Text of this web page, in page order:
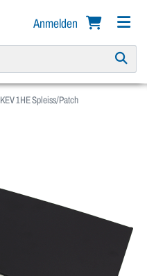
Anmelden
KEV 1HE Spleiss/Patch